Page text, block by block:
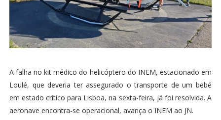
A falha no kit médico do helicóptero do INEM, estacionado em
Loulé, que deveria ter assegurado o transporte de um bebé
em estado crítico para Lisboa, na sexta-feira, já foi resolvida. A
aeronave encontra-se operacional, avança o INEM ao JN.